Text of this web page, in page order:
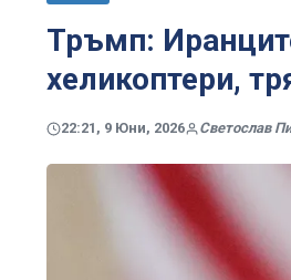
Тръмп:
хеликоптери,
22:21, 9 Юни, 2026 Светослав